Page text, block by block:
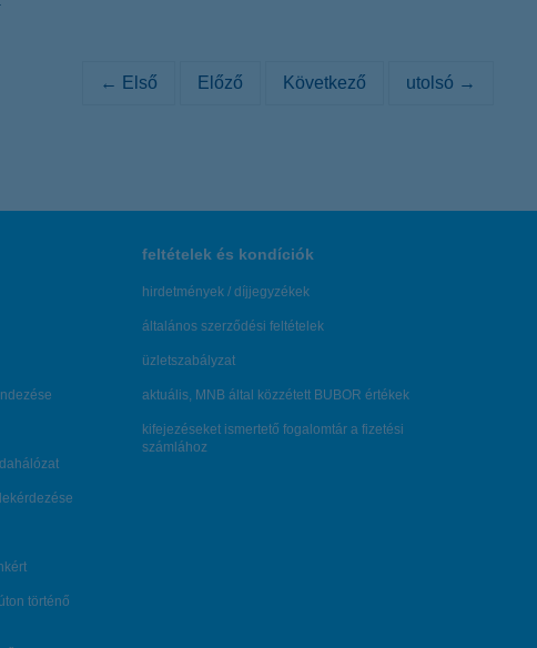
← Első Előző Következő utolsó →
történő
feltételek és kondíciók
hirdetmények / díjjegyzékek
általános szerződési feltételek
üzletszabályzat
aktuális, MNB által közzétett BUBOR értékek
kifejezéseket ismertető fogalomtár a fizetési
számlához